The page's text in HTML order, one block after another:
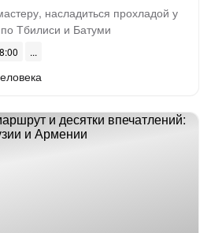
насладиться прохладой у
Тбилиси и Батуми